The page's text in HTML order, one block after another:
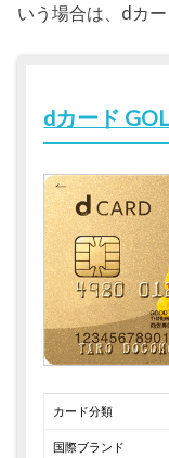
いう場合は、dカ
dカード
カード分類
国際ブランド